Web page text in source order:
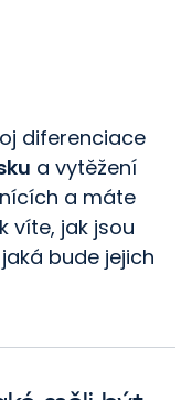
diferenciace
a vytěžení
a máte
víte, jak jsou
bude jejich